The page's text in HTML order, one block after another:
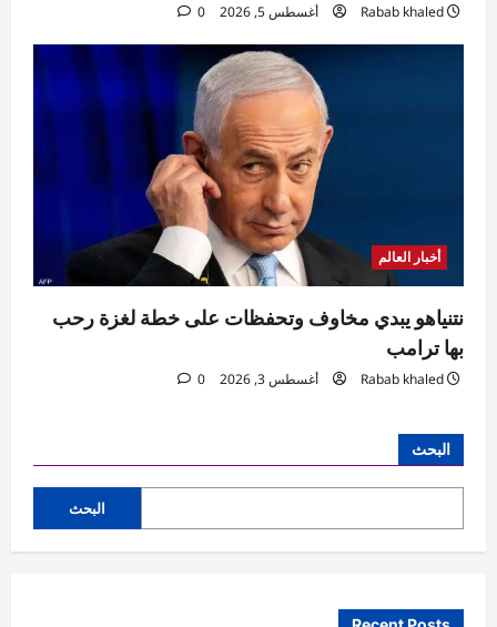
Rabab khaled أغسطس 5, 2026 0
أخبار العالم
نتنياهو يبدي مخاوف وتحفظات على خطة لغزة رحب
بها ترامب
Rabab khaled أغسطس 3, 2026 0
البحث
البحث